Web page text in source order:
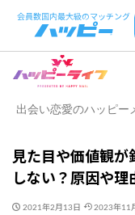
出会い恋愛のハッピー
見た目や価値観が
しない？原因や理
2021年2月13日 2023年11